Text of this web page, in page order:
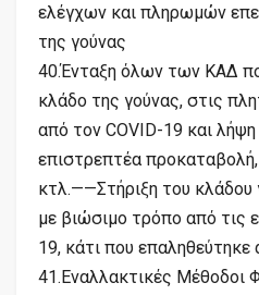
ελέγχων και πληρωμών
της γούνας
40.Ένταξη όλων των ΚΑΔ
κλάδο της γούνας, στις
από τον COVID-19 και
επιστρεπτέα
κτλ.——Στήριξη του κλάδου
με βιώσιμο τρόπο από τις
19, κάτι που επαληθεύτηκε
41.Εναλλακτικές Μέθοδοι